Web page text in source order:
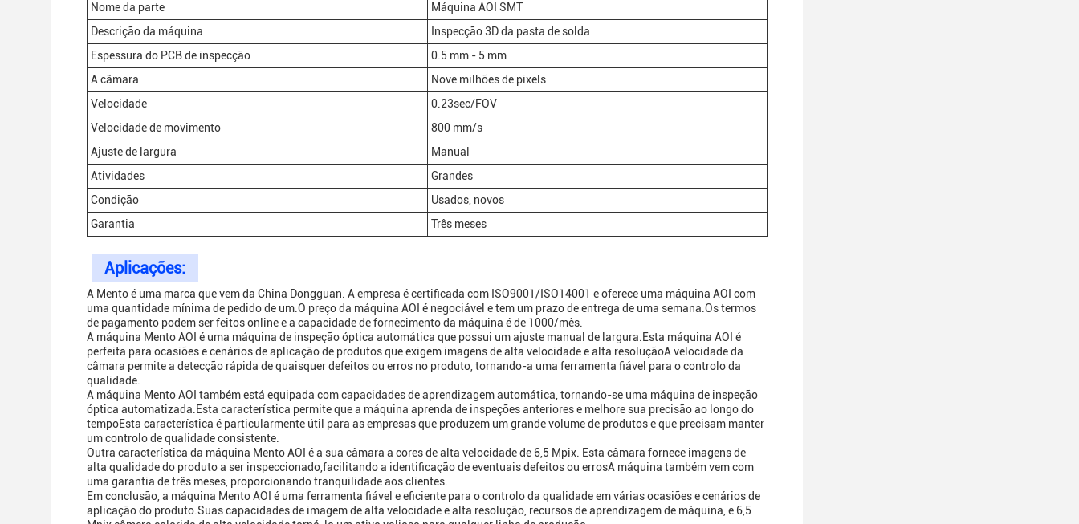
Nome da parte
Máquina AOI SMT
Descrição da máquina
Inspecção 3D da pasta de solda
Espessura do PCB de inspecção
0.5 mm - 5 mm
A câmara
Nove milhões de pixels
Velocidade
0.23sec/FOV
Velocidade de movimento
800 mm/s
Ajuste de largura
Manual
Atividades
Grandes
Condição
Usados, novos
Garantia
Três meses
Aplicações:
A Mento é uma marca que vem da China Dongguan. A empresa é certificada com ISO9001/ISO14001 e oferece uma máquina AOI com
uma quantidade mínima de pedido de um.O preço da máquina AOI é negociável e tem um prazo de entrega de uma semana.Os termos
de pagamento podem ser feitos online e a capacidade de fornecimento da máquina é de 1000/mês.
A máquina Mento AOI é uma máquina de inspeção óptica automática que possui um ajuste manual de largura.Esta máquina AOI é
perfeita para ocasiões e cenários de aplicação de produtos que exigem imagens de alta velocidade e alta resoluçãoA velocidade da
câmara permite a detecção rápida de quaisquer defeitos ou erros no produto, tornando-a uma ferramenta fiável para o controlo da
qualidade.
A máquina Mento AOI também está equipada com capacidades de aprendizagem automática, tornando-se uma máquina de inspeção
óptica automatizada.Esta característica permite que a máquina aprenda de inspeções anteriores e melhore sua precisão ao longo do
tempoEsta característica é particularmente útil para as empresas que produzem um grande volume de produtos e que precisam manter
um controlo de qualidade consistente.
Outra característica da máquina Mento AOI é a sua câmara a cores de alta velocidade de 6,5 Mpix. Esta câmara fornece imagens de
alta qualidade do produto a ser inspeccionado,facilitando a identificação de eventuais defeitos ou errosA máquina também vem com
uma garantia de três meses, proporcionando tranquilidade aos clientes.
Em conclusão, a máquina Mento AOI é uma ferramenta fiável e eficiente para o controlo da qualidade em várias ocasiões e cenários de
aplicação do produto.Suas capacidades de imagem de alta velocidade e alta resolução, recursos de aprendizagem de máquina, e 6,5